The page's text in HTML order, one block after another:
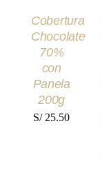
Cobertura
Chocolate
70%
con
Panela
200g
S/25.50